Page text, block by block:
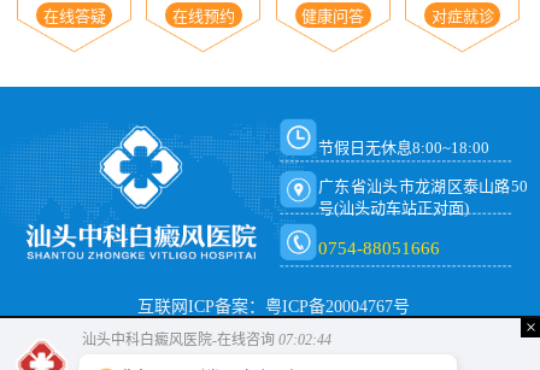
在线答疑 在线预约 健康问答 对症就诊
节假日无休息8:00~18:00
广东省汕头市龙湖区泰山路50
号(汕头动车站正对面)
0754-88051666
互联网ICP备案：粤ICP备20004767号
×
汕头中科白癜风医院-在线咨询 07:02:44